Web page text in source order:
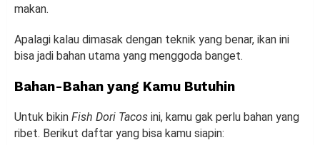
makan.
Apalagi kalau dimasak dengan teknik yang benar, ikan ini
bisa jadi bahan utama yang menggoda banget.
Bahan-Bahan yang Kamu Butuhin
Untuk bikin Fish Dori Tacos ini, kamu gak perlu bahan yang
ribet. Berikut daftar yang bisa kamu siapin: